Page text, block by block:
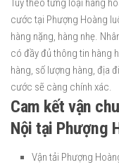
Tùy theo từng loại hàng
cước tại Phượng Hoàng
hàng nặng, hàng nhẹ.
có đầy đủ thông tin hàng
hàng, số lượng hàng, địa
cước sẽ càng chính xác.
Cam kết vận
Nội tại Phượng
Vận tải Phượng